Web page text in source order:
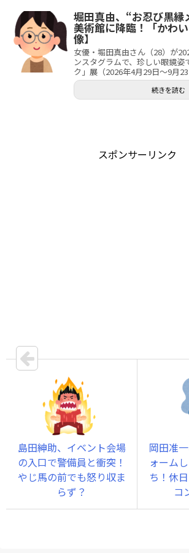
堀田真由、“お忍び黒縁
美術館に降臨！「かわ
像】
女優・堀田真由さん（28）が
ンスタグラムで、珍しい眼鏡姿
ク」展（2026年4月29日～9月
続きを読む
スポンサーリンク
島田紳助、イベント会場
の入口で警備員と衝突！
やじ馬の前でも怒り収ま
らず？
岡田准
ォーム
ち！休
コ